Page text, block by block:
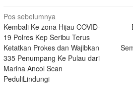
Navigasi
pos
Pos sebelumnya
Kembali Ke zona Hijau COVID-
19 Polres Kep Seribu Terus
Ketatkan Prokes dan Wajibkan
335 Penumpang Ke Pulau dari
Marina Ancol Scan
PeduliLindungi